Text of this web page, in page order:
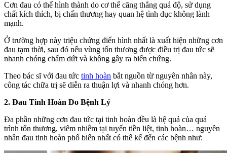
Cơn đau có thể hình thành do cơ thể căng thẳng quá độ, sử dụng
chất kích thích, bị chấn thương hay quan hệ tình dục không lành
mạnh.
Ở trường hợp này triệu chứng điển hình nhất là xuất hiện những cơn
đau tạm thời, sau đó nếu vùng tổn thương được điều trị đau tức sẽ
nhanh chóng chấm dứt và không gây ra biến chứng.
Theo bác sĩ với đau tức tinh hoàn bắt nguồn từ nguyên nhân này,
công tác chữa trị sẽ diễn ra thuận lợi và nhanh chóng hơn.
2. Đau Tinh Hoàn Do Bệnh Lý
Đa phần những cơn đau tức tại tinh hoàn đều là hệ quả của quá
trình tổn thương, viêm nhiễm tại tuyến tiền liệt, tinh hoàn… nguyên
nhân đau tinh hoàn phổ biến nhất có thể kể đến các bệnh như: